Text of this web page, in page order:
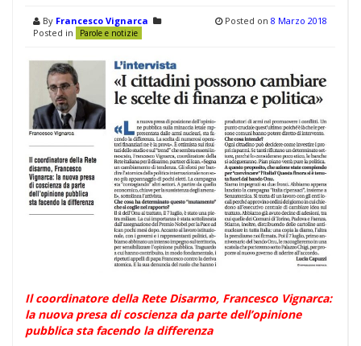
By Francesco Vignarca
Posted in
Parole e notizie
Posted on 8 Marzo 2018
Il coordinatore della Rete Disarmo, Francesco Vignarca:
la nuova presa di coscienza da parte dell’opinione
pubblica sta facendo la differenza